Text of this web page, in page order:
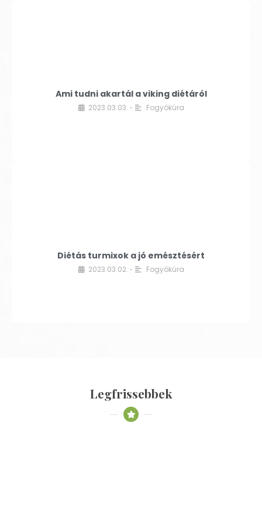
Ami tudni akartál a viking diétáról
2023.03.03. • Fogyókúra
Diétás turmixok a jó emésztésért
2023.03.02. • Fogyókúra
Legfrissebbek